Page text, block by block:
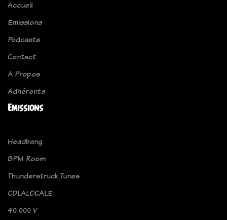
Accueil
Emissions
Podcasts
Contact
A Propos
Adhérents
Emissions
Headbang
BPM Room
Thunderstruck Tunes
CDLALOCALE
40 000 V